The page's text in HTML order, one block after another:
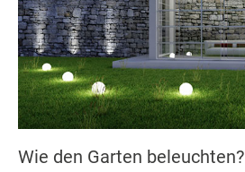
Wie den Garten beleuchten?